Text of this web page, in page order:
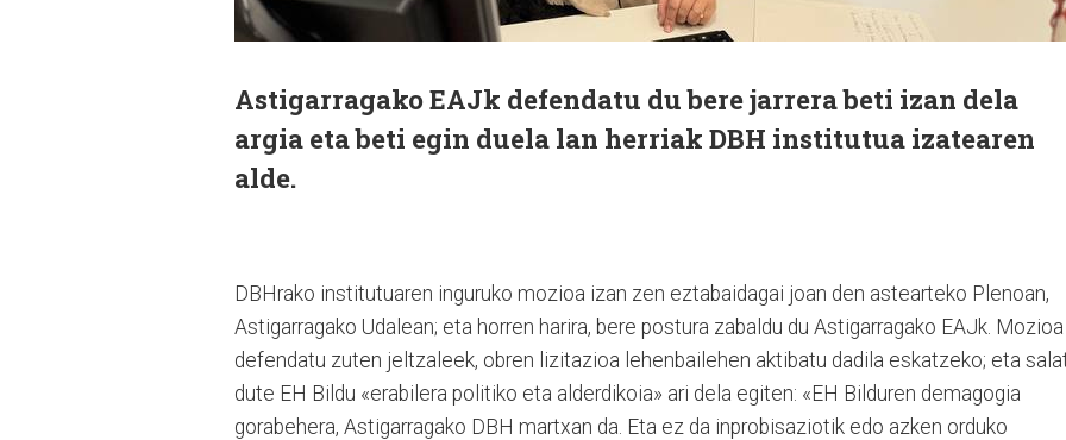
Astigarragako EAJk defendatu du bere jarrera beti izan dela
argia eta beti egin duela lan herriak DBH institutua izatearen
alde.
DBHrako institutuaren inguruko mozioa izan zen eztabaidagai joan den astearteko Plenoan,
Astigarragako Udalean; eta horren harira, bere postura zabaldu du Astigarragako EAJk. Mozioa
defendatu zuten jeltzaleek, obren lizitazioa lehenbailehen aktibatu dadila eskatzeko; eta
dute EH Bildu «erabilera politiko eta alderdikoia» ari dela egiten: «EH Bilduren demagogia
gorabehera, Astigarragako DBH martxan da. Eta ez da inprobisaziotik edo azken orduko